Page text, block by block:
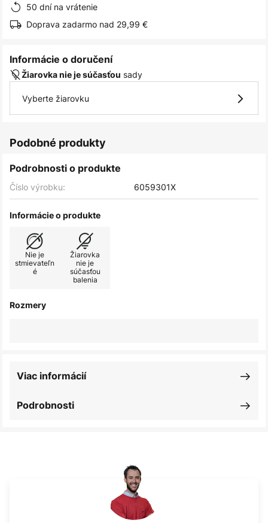
50 dní na vrátenie
Doprava zadarmo nad 29,99 €
Informácie o doručení
Žiarovka nie je súčasťou sady
Vyberte žiarovku
Podobné produkty
Podrobnosti o produkte
Číslo výrobku: 6059301X
Informácie o produkte
Nie je
stmievateľn
é
Žiarovka
nie je
súčasťou
balenia
Rozmery
Podrobnosti
Viac informácií